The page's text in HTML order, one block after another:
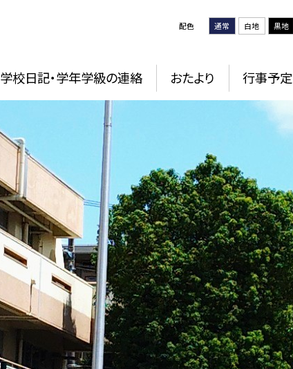
配色 通常 白地 黒地
学校日記・学年学級の連絡 おたより 行事予定